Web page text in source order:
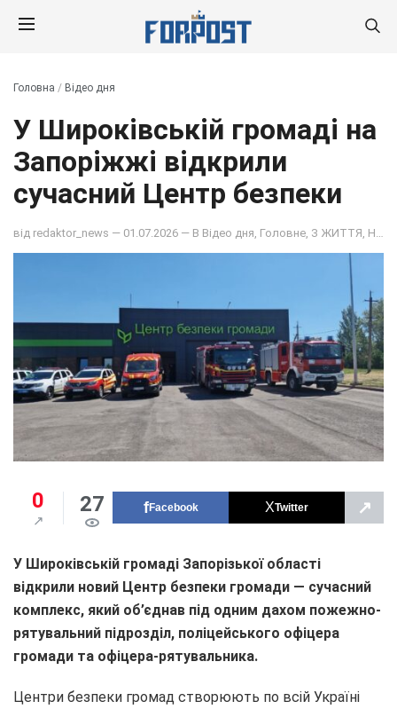
Головна / Відео дня
У Широківській громаді на
Запоріжжі відкрили
сучасний Центр безпеки
від redaktor_news — 01.07.2026 — В Відео дня Головне З ЖИТТЯ Новина дня
0 27 Facebook Twitter ↗
У Широківській громаді Запорізької області
відкрили новий Центр безпеки громади — сучасний
комплекс, який об’єднав під одним дахом пожежно-
рятувальний підрозділ, поліцейського офіцера
громади та офіцера-рятувальника.
Центри безпеки громад створюють по всій Україні